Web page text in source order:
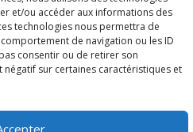
et/ou accéder aux informations des
technologies nous permettra de
de navigation ou les ID
consentir ou de retirer son
sur certaines caractéristiques et
d’emploi (SAACE)
:quels indicateurs